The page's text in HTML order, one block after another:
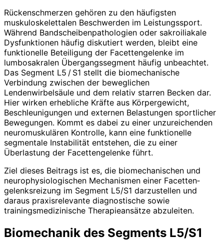
Rückenschmerzen gehören zu den häufigsten
muskuloskelettalen Beschwerden im Leistungssport.
Während Bandscheibenpathologien oder sakroiliakale
Dysfunktionen häufig diskutiert werden, bleibt eine
funktionelle Beteiligung der Facettengelenke im
lumbosakralen Übergangssegment häufig unbeachtet.
Das Segment L5 / S1 stellt die biomechanische
Verbindung zwischen der beweglichen
Lendenwirbelsäule und dem relativ starren Becken dar.
Hier wirken erhebliche Kräfte aus Körpergewicht,
Beschleunigungen und externen Belastungen sportlicher
Bewegungen. Kommt es dabei zu einer unzureichenden
neuromuskulären Kontrolle, kann eine funktionelle
segmentale Instabilität entstehen, die zu einer
Überlastung der Facettengelenke führt.
Ziel dieses Beitrags ist es, die biomechanischen und
neurophysiologischen Mechanismen einer Facetten­
gelenksreizung im Segment L5/S1 darzustellen und
daraus praxisrelevante diagnostische sowie
trainingsmedizinische Therapieansätze abzuleiten.
Biomechanik des Segments L5/S1